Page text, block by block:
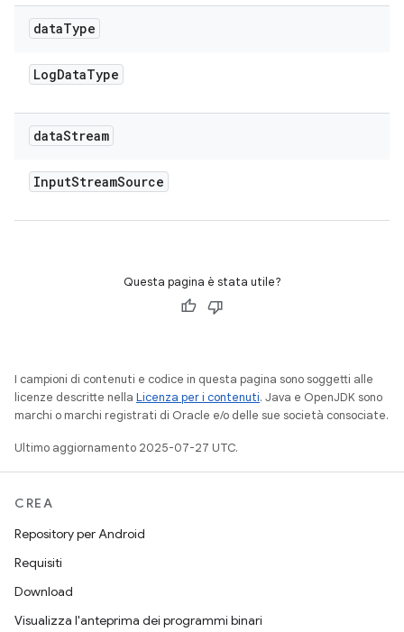
dataType
LogDataType
dataStream
InputStreamSource
Questa pagina è stata utile?
I campioni di contenuti e codice in questa pagina sono soggetti alle
licenze descritte nella Licenza per i contenuti. Java e OpenJDK sono
marchi o marchi registrati di Oracle e/o delle sue società consociate.
Ultimo aggiornamento 2025-07-27 UTC.
CREA
Repository per Android
Requisiti
Download
Visualizza l'anteprima dei programmi binari